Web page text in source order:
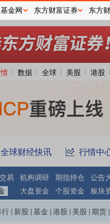
数据 全球 美股 港股
全球财经快讯 行情中
易 机构调研 期指持仓
公告
大盘资金 个股资金 板块
行 新股 基金 港股 美股 期货
金网 东方财富证券 东方